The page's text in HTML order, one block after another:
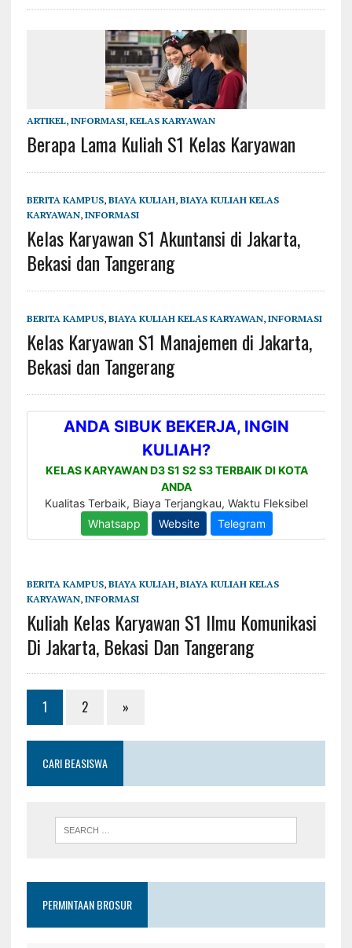
ARTIKEL, INFORMASI, KELAS KARYAWAN
Berapa Lama Kuliah S1 Kelas Karyawan
BERITA KAMPUS, BIAYA KULIAH, BIAYA KULIAH KELAS
KARYAWAN, INFORMASI
Kelas Karyawan S1 Akuntansi di Jakarta,
Bekasi dan Tangerang
BERITA KAMPUS, BIAYA KULIAH KELAS KARYAWAN, INFORMASI
Kelas Karyawan S1 Manajemen di Jakarta,
Bekasi dan Tangerang
BERITA KAMPUS, BIAYA KULIAH, BIAYA KULIAH KELAS
KARYAWAN, INFORMASI
Kuliah Kelas Karyawan S1 Ilmu Komunikasi
Di Jakarta, Bekasi Dan Tangerang
1 2 »
CARI BEASISWA
PERMINTAAN BROSUR